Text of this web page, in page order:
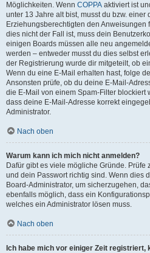
Möglichkeiten. Wenn COPPA aktiviert ist
unter 13 Jahre alt bist, musst du bzw.
Erziehungsberechtigten den Anweisungen
dies nicht der Fall ist, muss dein
einigen Boards müssen alle neu
werden – entweder musst du dies selbst
der Registrierung wurde dir mitgeteilt, ob
Wenn du eine E-Mail erhalten hast, folge
Ansonsten prüfe, ob du deine E-Mail-
die E-Mail von einem Spam-Filter blockiert
dass deine E-Mail-Adresse korrekt
Administrator.
Nach oben
Warum kann ich mich nicht anmelden?
Dafür gibt es viele mögliche Gründe. Prüfe
und dein Passwort richtig sind. Wenn dies
Board-Administrator, um sicherzugehen,
ebenfalls möglich, dass ein
welches ein Administrator lösen muss.
Nach oben
Ich habe mich vor einiger Zeit registriert,